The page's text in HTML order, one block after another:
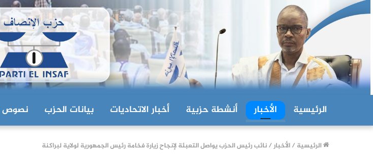
الرئيسية الأخبار أنشطة حزبية أخبار الاتحاديات بيانات الحزب نصوص
الرئيسية /الأخبار/نائب رئيس الحزب يواصل التعبئة لإنجاح زيارة فخامة رئيس الجمهورية لولاية لبراكنة